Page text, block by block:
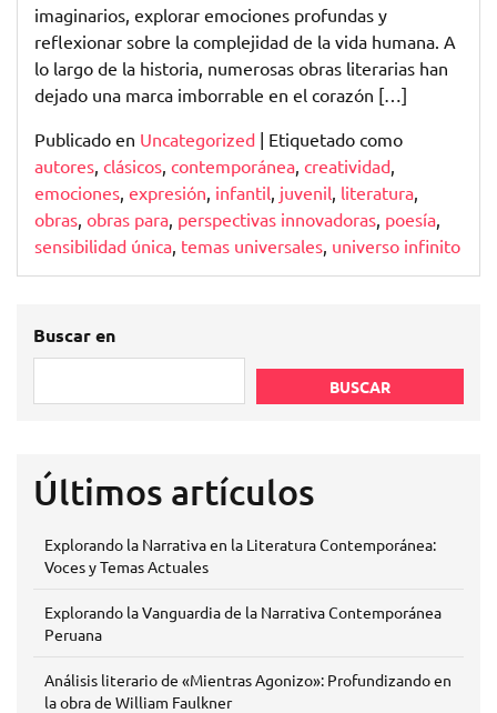
imaginarios, explorar emociones profundas y
reflexionar sobre la complejidad de la vida humana. A
lo largo de la historia, numerosas obras literarias han
dejado una marca imborrable en el corazón […]
Publicado en Uncategorized | Etiquetado como
autores, clásicos, contemporánea, creatividad,
emociones, expresión, infantil, juvenil, literatura,
obras, obras para, perspectivas innovadoras, poesía,
sensibilidad única, temas universales, universo infinito
Buscar en
BUSCAR
Últimos artículos
Explorando la Narrativa en la Literatura Contemporánea:
Voces y Temas Actuales
Explorando la Vanguardia de la Narrativa Contemporánea
Peruana
Análisis literario de «Mientras Agonizo»: Profundizando en
la obra de William Faulkner